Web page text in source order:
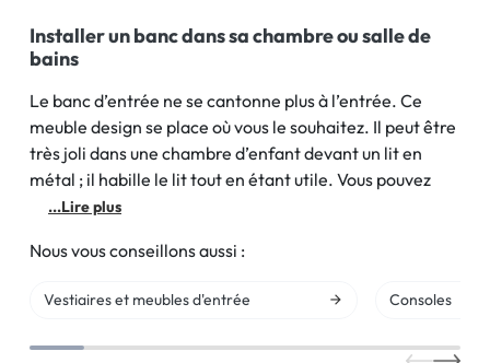
Installer un banc dans sa chambre ou salle de
bains
Le banc d’entrée ne se cantonne plus à l’entrée. Ce
meuble design se place où vous le souhaitez. Il peut être
très joli dans une chambre d’enfant devant un lit en
métal ; il habille le lit tout en étant utile. Vous pouvez
...Lire plus
Nous vous conseillons aussi :
Vestiaires et meubles d'entrée Consoles